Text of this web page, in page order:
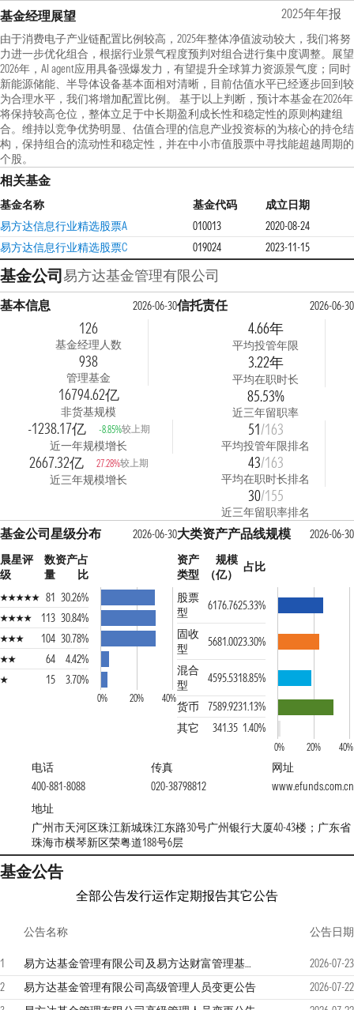
基金经理展望 2025年年报
由于消费电子产业链配置比例较高，2025年整体净值波动较大，我们将努
力进一步优化组合，根据行业景气程度预判对组合进行集中度调整。展望
2026年，AI agent应用具备强爆发力，有望提升全球算力资源景气度；同时
新能源储能、半导体设备基本面相对清晰，目前估值水平已经逐步回到较
为合理水平，我们将增加配置比例。 基于以上判断，预计本基金在2026年
将保持较高仓位，整体立足于中长期盈利成长性和稳定性的原则构建组
合。维持以竞争优势明显、估值合理的信息产业投资标的为核心的持仓结
构，保持组合的流动性和稳定性，并在中小市值股票中寻找能超越周期的
个股。
相关基金
基金名称 基金代码
成立日期
易方达信息行业精选股票A
010013
2020-08-24
易方达信息行业精选股票C
019024 2023-11-15
基金公司易方达基金管理有限公司
基本信息 2026-06-30
126
基金经理人数
938
管理基金
16794.62亿
非货基规模
-1238.17亿 -8.85%较上期
近一年规模增长
2667.32亿 27.28%较上期
近三年规模增长
信托责任 2026-06-30
4.66年
平均投管年限
3.22年
平均在职时长
85.53%
近三年留职率
51/163
平均投管年限排名
43/163
平均在职时长排名
30/155
近三年留职率排名
基金公司星级分布
2026-06-30
晨星评
级
数
量
资产占
比
81 30.26%
113 30.84%
104 30.78%
64
4.42%
15
3.70%
0% 20% 40%
大类资产产品线规模
2026-06-30
资产
类型
规模
（亿）
占比
股票
型
6176.7625.33%
固收
型
5681.0023.30%
混合
型
4595.5318.85%
货币
7589.9231.13%
其它
341.35 1.40%
0% 20% 40%
电话
400-881-8088
传真
020-38798812
网址
www.efunds.com.cn
地址
广州市天河区珠江新城珠江东路30号广州银行大厦40-43楼；广东省
珠海市横琴新区荣粤道188号6层
基金公告
全部公告发行运作定期报告其它公告
公告名称 公告日期
1 易方达基金管理有限公司及易方达财富管理基金销售（广州）有限公司关于零售直销业务迁移安排的联合提示性公告
2026-07-23
2
易方达基金管理有限公司高级管理人员变更公告
2026-07-22